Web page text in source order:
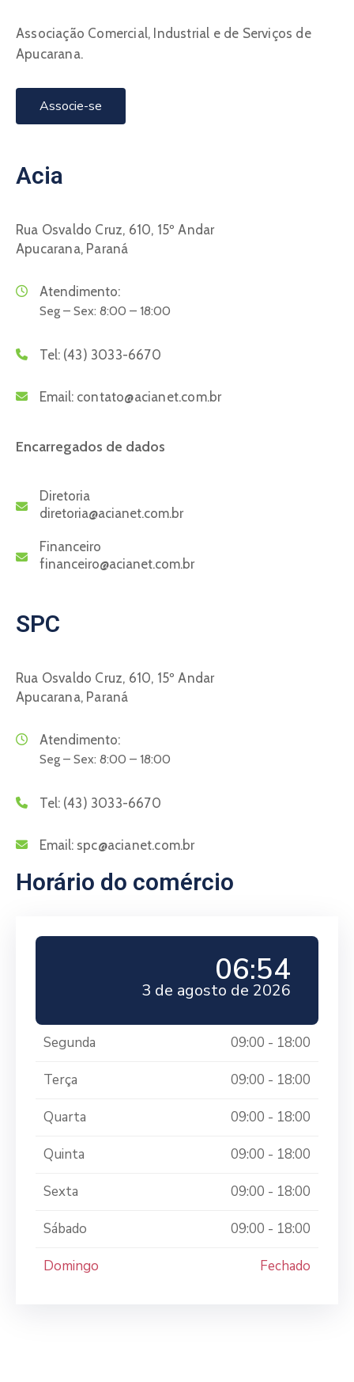
Associação Comercial, Industrial e de Serviços de
Apucarana.
Associe-se
Acia
Rua Osvaldo Cruz, 610, 15º Andar
Apucarana, Paraná
Atendimento:
Seg – Sex: 8:00 – 18:00
Tel: (43) 3033-6670
Email: contato@acianet.com.br
Encarregados de dados
Diretoria
diretoria@acianet.com.br
Financeiro
financeiro@acianet.com.br
SPC
Rua Osvaldo Cruz, 610, 15º Andar
Apucarana, Paraná
Atendimento:
Seg – Sex: 8:00 – 18:00
Tel: (43) 3033-6670
Email: spc@acianet.com.br
Horário do comércio
06:54
3 de agosto de 2026
Segunda 09:00 - 18:00
Terça 09:00 - 18:00
Quarta 09:00 - 18:00
Quinta 09:00 - 18:00
Sexta 09:00 - 18:00
Sábado 09:00 - 18:00
Domingo Fechado